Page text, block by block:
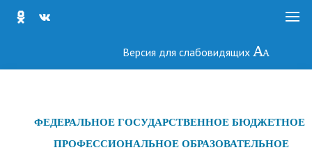
Версия для слабовидящих
ФЕДЕРАЛЬНОЕ ГОСУДАРСТВЕННОЕ БЮДЖЕТНОЕ
ПРОФЕССИОНАЛЬНОЕ ОБРАЗОВАТЕЛЬНОЕ